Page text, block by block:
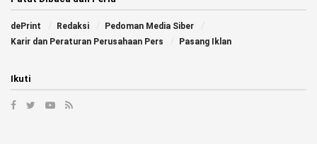
dePrint Redaksi
Pedoman Media Siber
Karir dan Peraturan Perusahaan Pers
Pasang Iklan
Ikuti